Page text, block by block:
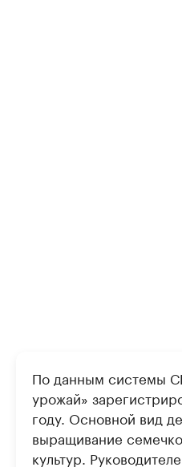
По данным системы
урожай»
году. Основной вид
выращивание
культур.